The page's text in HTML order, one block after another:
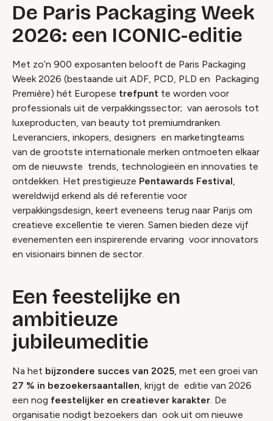
De Paris Packaging Week
2026: een ICONIC-editie
Met zo’n 900 exposanten belooft de Paris Packaging
Week 2026 (bestaande uit ADF, PCD, PLD en Packaging
Première) hét Europese trefpunt te worden voor
professionals uit de verpakkingssector; van aerosols tot
luxeproducten, van beauty tot premiumdranken.
Leveranciers, inkopers, designers en marketingteams
van de grootste internationale merken ontmoeten elkaar
om de nieuwste trends, technologieën en innovaties te
ontdekken. Het prestigieuze Pentawards Festival,
wereldwijd erkend als dé referentie voor
verpakkingsdesign, keert eveneens terug naar Parijs om
creatieve excellentie te vieren. Samen bieden deze vijf
evenementen een inspirerende ervaring voor innovators
en visionairs binnen de sector.
Een feestelijke en
ambitieuze
jubileumeditie
Na het bijzondere succes van 2025 , met een groei van
27 % in bezoekersaantallen , krijgt de editie van 2026
een nog feestelijker en creatiever karakter . De
organisatie nodigt bezoekers dan ook uit om nieuwe